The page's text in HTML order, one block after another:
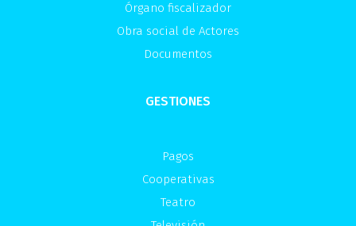
Órgano fiscalizador
Obra social de Actores
Documentos
GESTIONES
Pagos
Cooperativas
Teatro